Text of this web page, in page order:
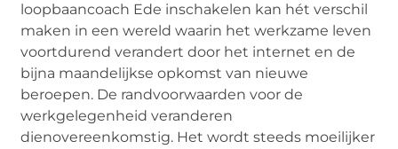
loopbaancoach Ede inschakelen kan hét verschil
maken in een wereld waarin het werkzame leven
voortdurend verandert door het internet en de
bijna maandelijkse opkomst van nieuwe
beroepen. De randvoorwaarden voor de
werkgelegenheid veranderen
dienovereenkomstig. Het wordt steeds moeilijker